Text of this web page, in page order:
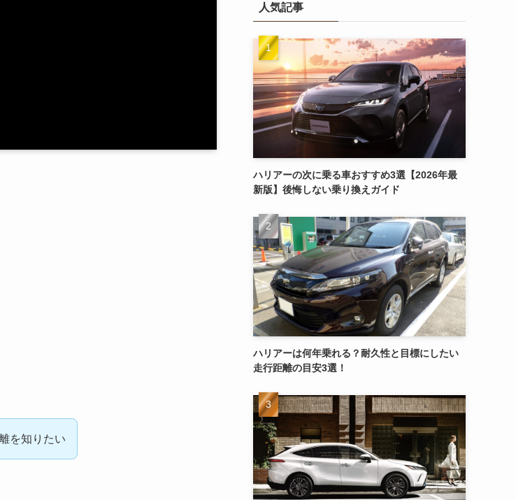
を知りたい
人気記事
ハリアーの次に乗る車おすすめ3選【2026年最
新版】後悔しない乗り換えガイド
ハリアーは何年乗れる？耐久性と目標にしたい
走行距離の目安3選！